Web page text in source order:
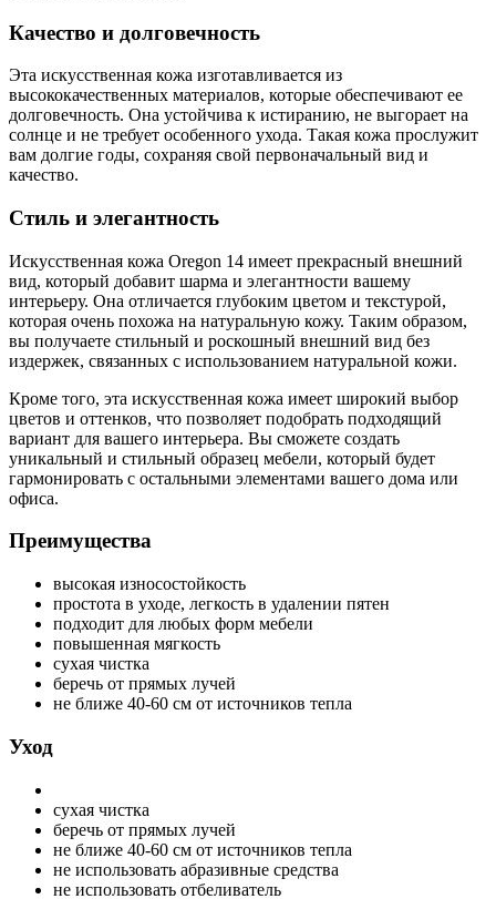
Качество и долговечность
Эта искусственная кожа изготавливается из
высококачественных материалов, которые обеспечивают ее
долговечность. Она устойчива к истиранию, не выгорает на
солнце и не требует особенного ухода. Такая кожа прослужит
вам долгие годы, сохраняя свой первоначальный вид и
качество.
Стиль и элегантность
Искусственная кожа Oregon 14 имеет прекрасный внешний
вид, который добавит шарма и элегантности вашему
интерьеру. Она отличается глубоким цветом и текстурой,
которая очень похожа на натуральную кожу. Таким образом,
вы получаете стильный и роскошный внешний вид без
издержек, связанных с использованием натуральной кожи.
Кроме того, эта искусственная кожа имеет широкий выбор
цветов и оттенков, что позволяет подобрать подходящий
вариант для вашего интерьера. Вы сможете создать
уникальный и стильный образец мебели, который будет
гармонировать с остальными элементами вашего дома или
офиса.
Преимущества
высокая износостойкость
простота в уходе, легкость в удалении пятен
подходит для любых форм мебели
повышенная мягкость
сухая чистка
беречь от прямых лучей
не ближе 40-60 см от источников тепла
Уход
сухая чистка
беречь от прямых лучей
не ближе 40-60 см от источников тепла
не использовать абразивные средства
не использовать отбеливатель